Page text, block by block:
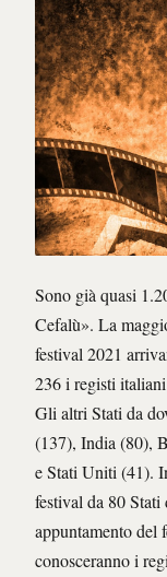
Sono già quasi
Cefalù». La
festival 2021
236 i registi
Gli altri Stati da
(137), India (80),
e Stati Uniti (41).
festival da 80
appuntamento del
conosceranno i